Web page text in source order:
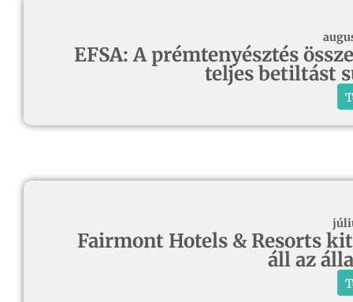
EFSA: A prémtenyésztés
teljes betiltást
Fairmont Hotels & Resorts
áll az